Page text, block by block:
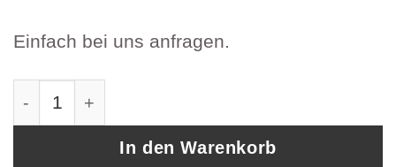
Einfach bei uns anfragen.
In den Warenkorb